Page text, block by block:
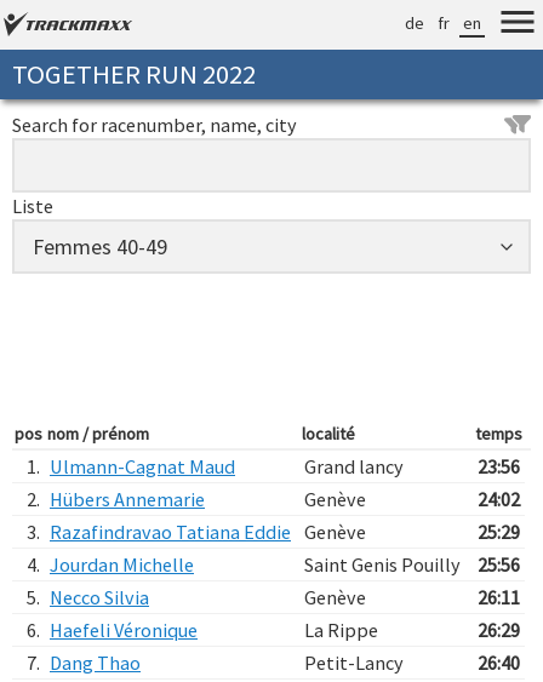
de fr en
TOGETHER RUN 2022
Search for racenumber, name, city
Liste
pos nom / prénom localité temps
1. Ulmann-Cagnat Maud Grand lancy
23:56
2. Hübers Annemarie Genève
24:02
3. Razafindravao Tatiana Eddie Genève
25:29
4. Jourdan Michelle Saint Genis Pouilly
25:56
5. Necco Silvia Genève
26:11
6. Haefeli Véronique La Rippe
26:29
7. Dang Thao Petit-Lancy
26:40